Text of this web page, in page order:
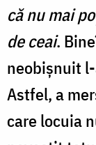
că nu mai
de ceai.
neobișnuit
Astfel, a
care locuia